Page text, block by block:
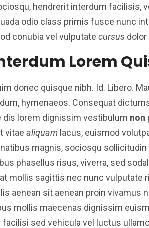
hendrerit interdum facilisis,
odio class primis fusce nunc
conubia vel vulputate cursus dolor
Lorem
donec quisque nibh. Id. Libero.
hymenaeos. Consequat
dis lorem dignissim vestibulum non
vitae aliquam lacus, euismod
magnis, sociosqu sollicitudin
phasellus risus, viverra, sed
mollis sagittis nec nunc vulputate
aenean sit aenean proin vivamus
mollis maecenas dignissim
sed vehicula vel luctus